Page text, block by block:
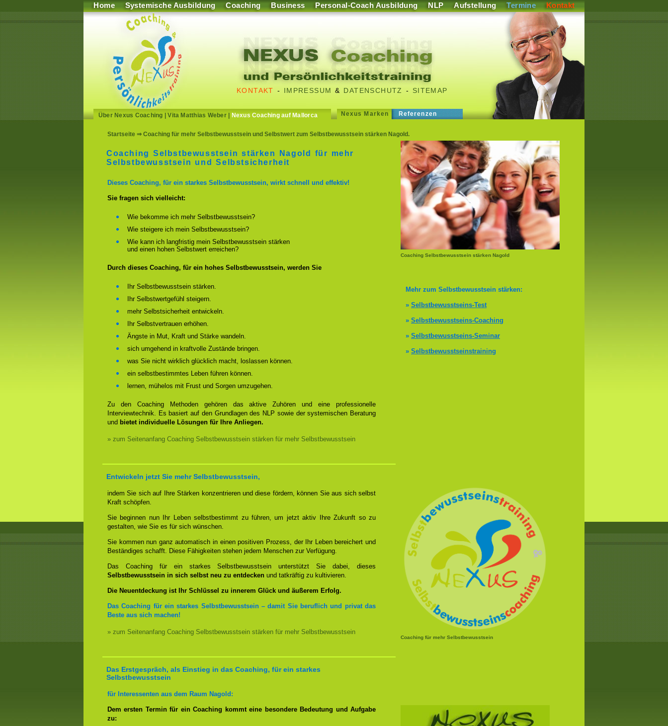
Home Systemische Ausbildung Coaching Business Personal-Coach Ausbildung NLP Aufstellung Termine Kontakt
KONTAKT - IMPRESSUM & DATENSCHUTZ - SITEMAP
Über Nexus Coaching |Vita Matthias Weber| Nexus Coaching auf Mallorca Nexus Marken Referenzen
Startseite ⇒ Coaching für mehr Selbstbewusstsein und Selbstwert zum Selbstbewusstsein stärken Nagold.
Coaching Selbstbewusstsein stärken Nagold
Coaching Selbstbewusstsein stärken Nagold für mehr
Selbstbewusstsein und Selbstsicherheit
Dieses Coaching, für ein starkes Selbstbewusstsein, wirkt schnell und effektiv!
Sie fragen sich vielleicht:
Wie bekomme ich mehr Selbstbewusstsein?
Wie steigere ich mein Selbstbewusstsein?
Wie kann ich langfristig mein Selbstbewusstsein stärken
und einen hohen Selbstwert erreichen?
Durch dieses Coaching, für ein hohes Selbstbewusstsein, werden Sie
Mehr zum Selbstbewusstsein stärken:
» Selbstbewusstseins-Test
» Selbstbewusstseins-Coaching
» Selbstbewusstseins-Seminar
» Selbstbewusstseinstraining
Ihr Selbstbewusstsein stärken.
Ihr Selbstwertgefühl steigern.
mehr Selbstsicherheit entwickeln.
Ihr Selbstvertrauen erhöhen.
Ängste in Mut, Kraft und Stärke wandeln.
sich umgehend in kraftvolle Zustände bringen.
was Sie nicht wirklich glücklich macht, loslassen können.
ein selbstbestimmtes Leben führen können.
lernen, mühelos mit Frust und Sorgen umzugehen.
Zu den Coaching Methoden gehören das aktive Zuhören und eine professionelle
Interviewtechnik. Es basiert auf den Grundlagen des NLP sowie der systemischen Beratung
und bietet individuelle Lösungen für Ihre Anliegen.
» zum Seitenanfang Coaching Selbstbewusstsein stärken für mehr Selbstbewusstsein
Entwickeln jetzt Sie mehr Selbstbewusstsein,
Coaching für mehr Selbstbewusstsein
indem Sie sich auf Ihre Stärken konzentrieren und diese fördern, können Sie aus sich selbst
Kraft schöpfen.
Sie beginnen nun Ihr Leben selbstbestimmt zu führen, um jetzt aktiv Ihre Zukunft so zu
gestalten, wie Sie es für sich wünschen.
Sie kommen nun ganz automatisch in einen positiven Prozess, der Ihr Leben bereichert und
Beständiges schafft. Diese Fähigkeiten stehen jedem Menschen zur Verfügung.
Das Coaching für ein starkes Selbstbewusstsein unterstützt Sie dabei, dieses
Selbstbewusstsein in sich selbst neu zu entdecken und tatkräftig zu kultivieren.
Die Neuentdeckung ist Ihr Schlüssel zu innerem Glück und äußerem Erfolg.
Das Coaching für ein starkes Selbstbewusstsein – damit Sie beruflich und privat das
Beste aus sich machen!
» zum Seitenanfang Coaching Selbstbewusstsein stärken für mehr Selbstbewusstsein
Das Erstgespräch, als Einstieg in das Coaching, für ein starkes
Selbstbewusstsein
für Interessenten aus dem Raum Nagold:
Dem ersten Termin für ein Coaching kommt eine besondere Bedeutung und Aufgabe
zu: